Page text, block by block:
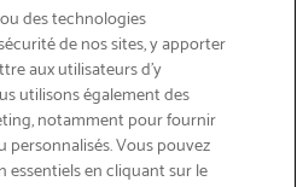
des technologies
de nos sites, y apporter
aux utilisateurs d’y
utilisons également des
notamment pour fournir
Vous pouvez
essentiels en cliquant sur le